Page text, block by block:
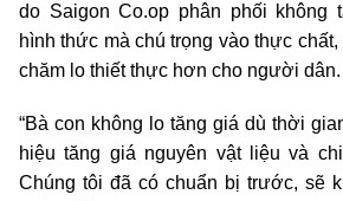
do Saigon Co.op phân phối không
hình thức mà chú trọng vào thực
chăm lo thiết thực hơn cho người dân.
“Bà con không lo tăng giá dù thời
hiệu tăng giá nguyên vật liệu và
Chúng tôi đã có chuẩn bị trước, sẽ